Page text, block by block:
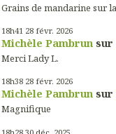
Grains de mandarine sur
18h41 28 févr. 2026
Michèle Pambrun sur
Merci Lady L.
18h38 28 févr. 2026
Michèle Pambrun sur
Magnifique